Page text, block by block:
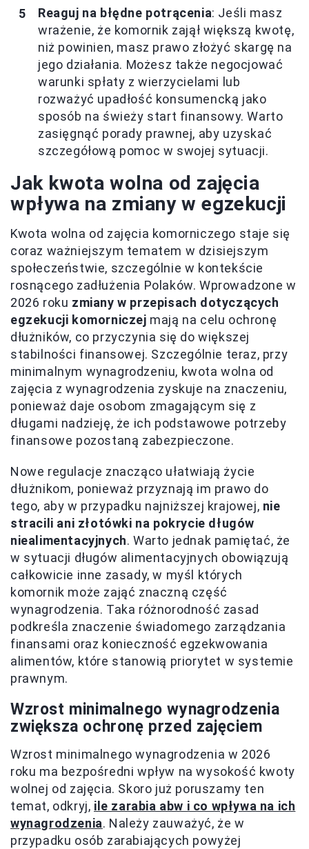
Reaguj na błędne potrącenia: Jeśli masz
wrażenie, że komornik zajął większą kwotę,
niż powinien, masz prawo złożyć skargę na
jego działania. Możesz także negocjować
warunki spłaty z wierzycielami lub
rozważyć upadłość konsumencką jako
sposób na świeży start finansowy. Warto
zasięgnąć porady prawnej, aby uzyskać
szczegółową pomoc w swojej sytuacji.
Jak kwota wolna od zajęcia
wpływa na zmiany w egzekucji
Kwota wolna od zajęcia komorniczego staje się
coraz ważniejszym tematem w dzisiejszym
społeczeństwie, szczególnie w kontekście
rosnącego zadłużenia Polaków. Wprowadzone w
2026 roku zmiany w przepisach dotyczących
egzekucji komorniczej mają na celu ochronę
dłużników, co przyczynia się do większej
stabilności finansowej. Szczególnie teraz, przy
minimalnym wynagrodzeniu, kwota wolna od
zajęcia z wynagrodzenia zyskuje na znaczeniu,
ponieważ daje osobom zmagającym się z
długami nadzieję, że ich podstawowe potrzeby
finansowe pozostaną zabezpieczone.
Nowe regulacje znacząco ułatwiają życie
dłużnikom, ponieważ przyznają im prawo do
tego, aby w przypadku najniższej krajowej, nie
stracili ani złotówki na pokrycie długów
niealimentacyjnych. Warto jednak pamiętać, że
w sytuacji długów alimentacyjnych obowiązują
całkowicie inne zasady, w myśl których
komornik może zająć znaczną część
wynagrodzenia. Taka różnorodność zasad
podkreśla znaczenie świadomego zarządzania
finansami oraz konieczność egzekwowania
alimentów, które stanowią priorytet w systemie
prawnym.
Wzrost minimalnego wynagrodzenia
zwiększa ochronę przed zajęciem
Wzrost minimalnego wynagrodzenia w 2026
roku ma bezpośredni wpływ na wysokość kwoty
wolnej od zajęcia. Skoro już poruszamy ten
temat, odkryj, ile zarabia abw i co wpływa na ich
wynagrodzenia. Należy zauważyć, że w
przypadku osób zarabiających powyżej